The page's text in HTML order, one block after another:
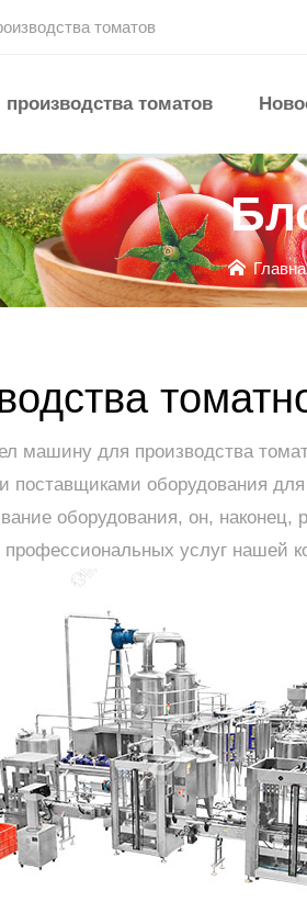
томатов
томатов
для производства
поставщиками оборудования
оборудования, он,
услуг нашей